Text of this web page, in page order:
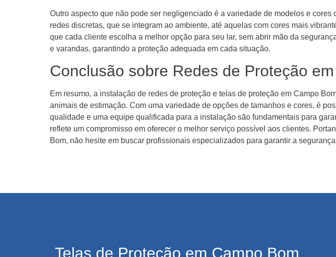
Outro aspecto que não pode ser negligenciado é a variedade de modelos e
redes discretas, que se integram ao ambiente, até aquelas com cores mais
que cada cliente escolha a melhor opção para seu lar, sem abrir mão da
e varandas, garantindo a proteção adequada em cada situação.
Conclusão sobre Redes de Proteção
Em resumo, a instalação de redes de proteção e telas de proteção em Campo
animais de estimação. Com uma variedade de opções de tamanhos e cores, é
qualidade e uma equipe qualificada para a instalação são fundamentais para
reflete um compromisso em oferecer o melhor serviço possível aos clientes.
Bom, não hesite em buscar profissionais especializados para garantir a
Telas de Proteção em Campo Bom